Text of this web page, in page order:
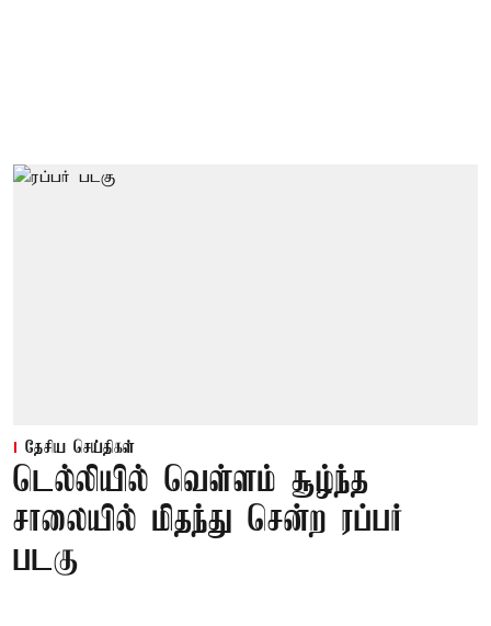
தேசிய செய்திகள்
டெல்லியில் வெள்ளம் சூழ்ந்த
சாலையில் மிதந்து சென்ற ரப்பர்
படகு